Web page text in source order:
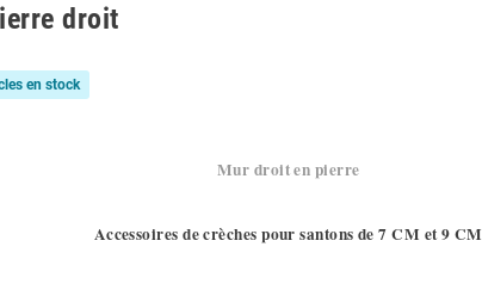
droit
en stock
Mur droit en pierre
Accessoires de crèches pour santons de 7 CM et 9 CM